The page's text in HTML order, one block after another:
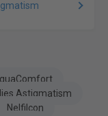
Astigmatism
Nelfilcon